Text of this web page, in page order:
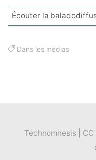
Écouter la
Dans les médias
Technomnesis |